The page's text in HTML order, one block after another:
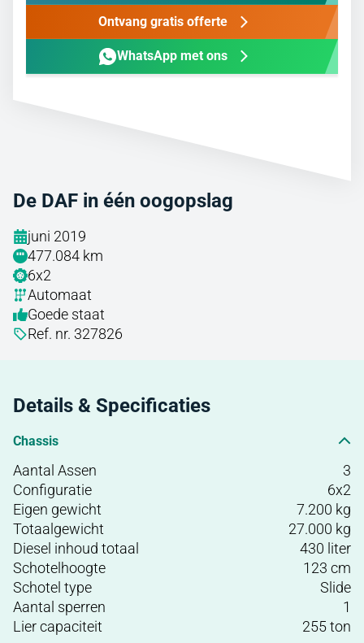
De DAF in één oogopslag
juni 2019
477.084 km
6x2
Automaat
Goede staat
Ref. nr. 327826
Details & Specificaties
Chassis
Aantal Assen
3
Configuratie
6x2
Eigen gewicht
7.200 kg
Totaalgewicht
27.000 kg
Diesel inhoud totaal
430 liter
Schotelhoogte
123 cm
Schotel type
Slide
Aantal sperren
1
Lier capaciteit
255 ton
Ontvang gratis offerte
WhatsApp met ons